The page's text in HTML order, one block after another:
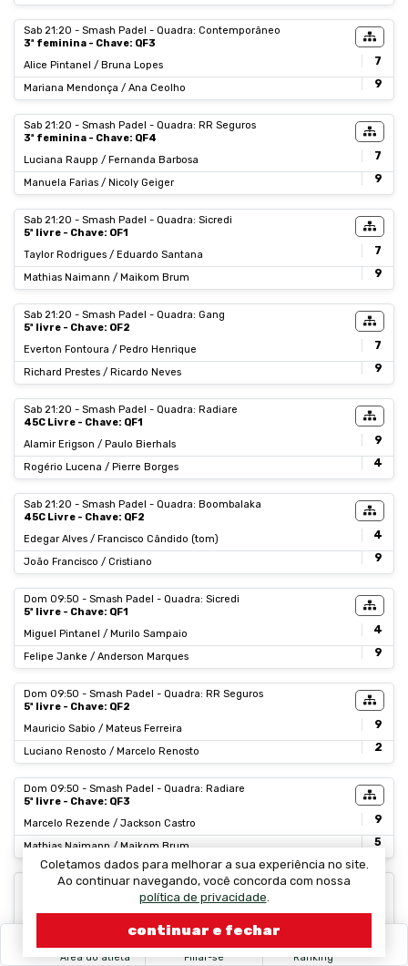
Área do atleta Filiar-se Ranking
Sab 21:20 - Smash Padel - Quadra: Contemporâneo
3ª feminina - Chave: QF3
Alice Pintanel / Bruna Lopes
7
Mariana Mendonça / Ana Ceolho 9
Sab 21:20 - Smash Padel - Quadra: RR Seguros
3ª feminina - Chave: QF4
Luciana Raupp / Fernanda Barbosa
7
Manuela Farias / Nicoly Geiger 9
Sab 21:20 - Smash Padel - Quadra: Sicredi
5ª livre - Chave: OF1
Taylor Rodrigues / Eduardo Santana
7
Mathias Naimann / Maikom Brum 9
Sab 21:20 - Smash Padel - Quadra: Gang
5ª livre - Chave: OF2
Everton Fontoura / Pedro Henrique
7
Richard Prestes / Ricardo Neves 9
Sab 21:20 - Smash Padel - Quadra: Radiare
45C Livre - Chave: QF1
Alamir Erigson / Paulo Bierhals
9
Rogério Lucena / Pierre Borges 4
Sab 21:20 - Smash Padel - Quadra: Boombalaka
45C Livre - Chave: QF2
Edegar Alves / Francisco Cândido (tom)
4
João Francisco / Cristiano 9
Dom 09:50 - Smash Padel - Quadra: Sicredi
5ª livre - Chave: QF1
Miguel Pintanel / Murilo Sampaio
4
Felipe Janke / Anderson Marques 9
Dom 09:50 - Smash Padel - Quadra: RR Seguros
5ª livre - Chave: QF2
Mauricio Sabio / Mateus Ferreira
9
Luciano Renosto / Marcelo Renosto 2
Dom 09:50 - Smash Padel - Quadra: Radiare
5ª livre - Chave: QF3
Marcelo Rezende / Jackson Castro
9
Mathias Naimann / Maikom Brum 5
Dom 09:50 - Smash Padel - Quadra: Gang
Coletamos dados para melhorar a sua experiência no site.
Ao continuar navegando, você concorda com nossa
política de privacidade.
continuar e fechar